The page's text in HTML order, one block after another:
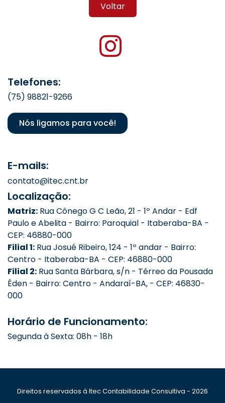
Voltar
Telefones:
(75) 98821-9266
Nós ligamos para você!
E-mails:
contato@itec.cnt.br
Localização:
Matriz: Rua Cônego G C Leão, 21 - 1º Andar - Edf
Paulo e Abelita - Bairro: Paroquial - Itaberaba-BA -
CEP: 46880-000
Filial 1: Rua Josué Ribeiro, 124 - 1º andar - Bairro:
Centro - Itaberaba-BA - CEP: 46880-000
Filial 2: Rua Santa Bárbara, s/n - Térreo da Pousada
Éden - Bairro: Centro - Andaraí-BA, - CEP: 46830-
000
Horário de Funcionamento:
Segunda à Sexta: 08h - 18h
Direitos reservados à Itec Contabilidade Consultiva - 2026